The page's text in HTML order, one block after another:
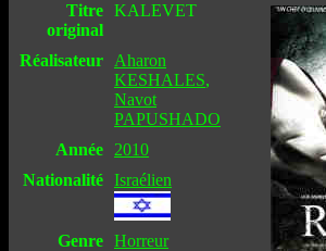
Titre
original
KALEVET
Réalisateur
Aharon
KESHALES,
Navot
PAPUSHADO
Année
2010
Nationalité Israélien
Genre Horreur